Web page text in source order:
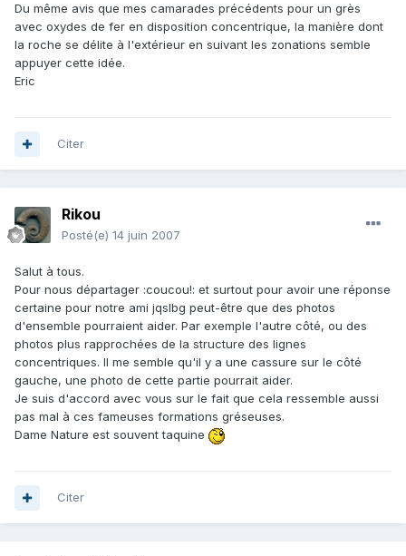
Du même avis que mes camarades précédents pour un grès
avec oxydes de fer en disposition concentrique, la manière dont
la roche se délite à l'extérieur en suivant les zonations semble
appuyer cette idée.
Eric
Citer
Rikou
Posté(e) 14 juin 2007
Salut à tous.
Pour nous départager :coucou!: et surtout pour avoir une réponse
certaine pour notre ami jqslbg peut-être que des photos
d'ensemble pourraient aider. Par exemple l'autre côté, ou des
photos plus rapprochées de la structure des lignes
concentriques. Il me semble qu'il y a une cassure sur le côté
gauche, une photo de cette partie pourrait aider.
Je suis d'accord avec vous sur le fait que cela ressemble aussi
pas mal à ces fameuses formations gréseuses.
Dame Nature est souvent taquine
Citer